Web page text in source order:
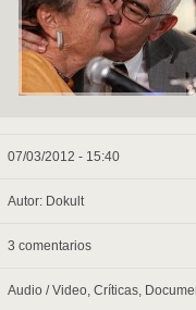
07/03/2012 - 15:40
Autor: Dokult
3 comentarios
Audio / Video, Críticas,